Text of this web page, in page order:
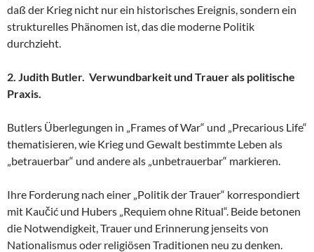
daß der Krieg nicht nur ein historisches Ereignis, sondern ein
strukturelles Phänomen ist, das die moderne Politik
durchzieht.
2. Judith Butler. Verwundbarkeit und Trauer als politische
Praxis.
Butlers Überlegungen in „Frames of War“ und „Precarious Life“
thematisieren, wie Krieg und Gewalt bestimmte Leben als
„betrauerbar“ und andere als „unbetrauerbar“ markieren.
Ihre Forderung nach einer „Politik der Trauer“ korrespondiert
mit Kaučić und Hubers „Requiem ohne Ritual“. Beide betonen
die Notwendigkeit, Trauer und Erinnerung jenseits von
Nationalismus oder religiösen Traditionen neu zu denken.